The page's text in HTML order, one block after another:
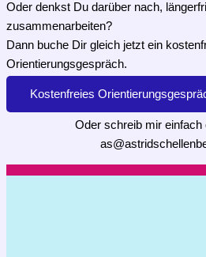
Oder denkst Du darüber nach,
zusammenarbeiten?
Dann buche Dir gleich jetzt ein
Orientierungsgespräch.
Kostenfreies
Oder schreib mir einfach